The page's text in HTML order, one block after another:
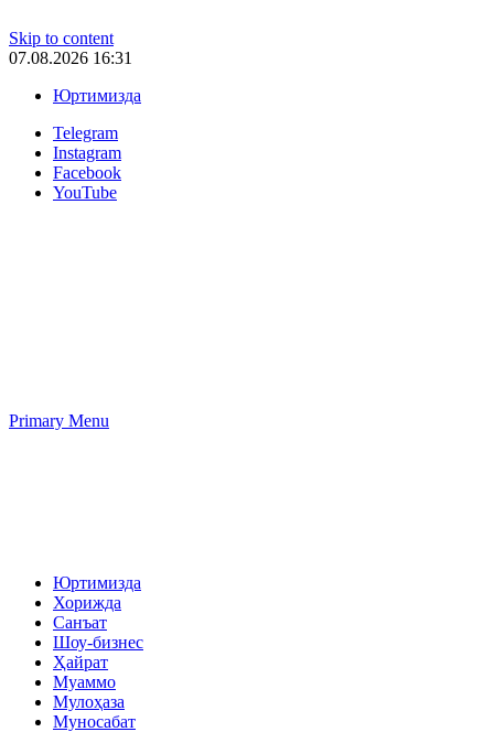
Skip to content
07.08.2026 16:31
Юртимизда
Telegram
Instagram
Facebook
YouTube
Primary Menu
Юртимизда
Хорижда
Санъат
Шоу-бизнес
Ҳайрат
Муаммо
Мулоҳаза
Муносабат